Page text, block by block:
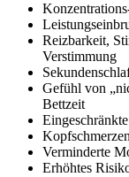
Reizbarkeit,
Verstimmung
Gefühl von
Bettzeit
Verminderte
Erhöhtes